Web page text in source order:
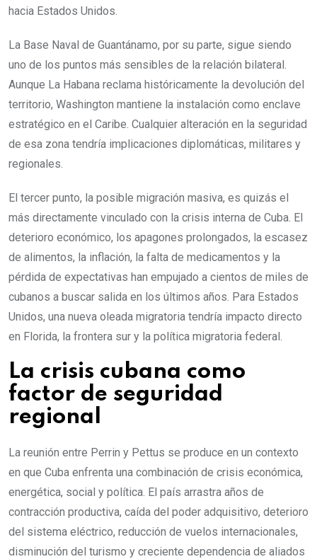
hacia Estados Unidos.
La Base Naval de Guantánamo, por su parte, sigue siendo
uno de los puntos más sensibles de la relación bilateral.
Aunque La Habana reclama históricamente la devolución del
territorio, Washington mantiene la instalación como enclave
estratégico en el Caribe. Cualquier alteración en la seguridad
de esa zona tendría implicaciones diplomáticas, militares y
regionales.
El tercer punto, la posible migración masiva, es quizás el
más directamente vinculado con la crisis interna de Cuba. El
deterioro económico, los apagones prolongados, la escasez
de alimentos, la inflación, la falta de medicamentos y la
pérdida de expectativas han empujado a cientos de miles de
cubanos a buscar salida en los últimos años. Para Estados
Unidos, una nueva oleada migratoria tendría impacto directo
en Florida, la frontera sur y la política migratoria federal.
La crisis cubana como
factor de seguridad
regional
La reunión entre Perrin y Pettus se produce en un contexto
en que Cuba enfrenta una combinación de crisis económica,
energética, social y política. El país arrastra años de
contracción productiva, caída del poder adquisitivo, deterioro
del sistema eléctrico, reducción de vuelos internacionales,
disminución del turismo y creciente dependencia de aliados